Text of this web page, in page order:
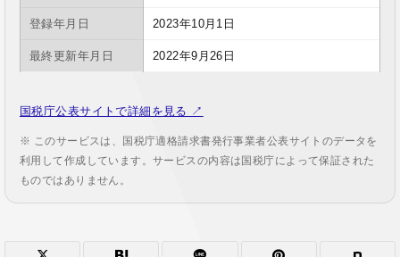
登録年月日 2023年10月1日
最終更新年月日 2022年9月26日
国税庁公表サイトで詳細を見る ↗
※ このサービスは、国税庁適格請求書発行事業者公表サイトのデータを
利用して作成しています。サービスの内容は国税庁によって保証された
ものではありません。